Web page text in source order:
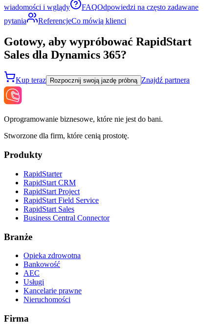
wiadomości i wglądy
FAQOdpowiedzi na często zadawane
pytania
ReferencjeCo mówią klienci
Gotowy, aby wypróbować RapidStart
Sales dla Dynamics 365?
Kup teraz Rozpocznij swoją jazdę próbną Znajdź partnera
Oprogramowanie biznesowe, które nie jest do bani.
Stworzone dla firm, które cenią prostotę.
Produkty
RapidStarter
RapidStart CRM
RapidStart Project
RapidStart Field Service
RapidStart Sales
Business Central Connector
Branże
Opieka zdrowotna
Bankowość
AEC
Usługi
Kancelarie prawne
Nieruchomości
Firma